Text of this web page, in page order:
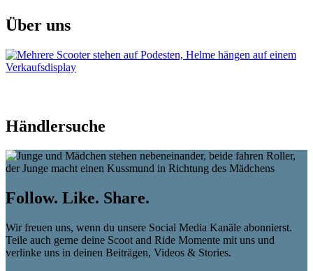
Über uns
Händlersuche
Follow. Like. Share.
Wir freuen uns, wenn du unsere Social Media Kanäle abonnierst.
Teile auch gerne deine Scoot and Ride Momente mit uns und
verlinke uns in deinen Beiträgen, Videos & Stories.